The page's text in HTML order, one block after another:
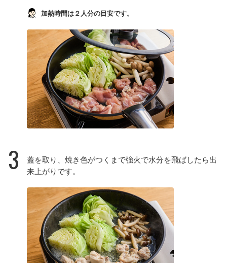
加熱時間は２人分の目安です。
3
蓋を取り、焼き色がつくまで強火で水分を飛ばしたら出
来上がりです。